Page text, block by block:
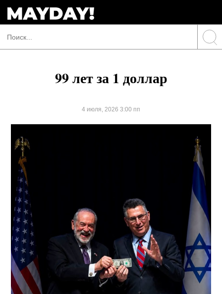
99 лет за 1 доллар
4 июля, 2026 3:00 пп